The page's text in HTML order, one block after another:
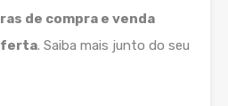
de compra e venda
. Saiba mais junto do seu